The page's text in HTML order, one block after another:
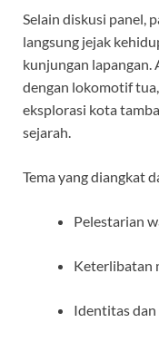
Selain diskusi panel,
langsung jejak
kunjungan lapangan.
dengan lokomotif
eksplorasi kota
sejarah.
Tema yang diangkat
Pelestarian
Keterlibatan
Identitas